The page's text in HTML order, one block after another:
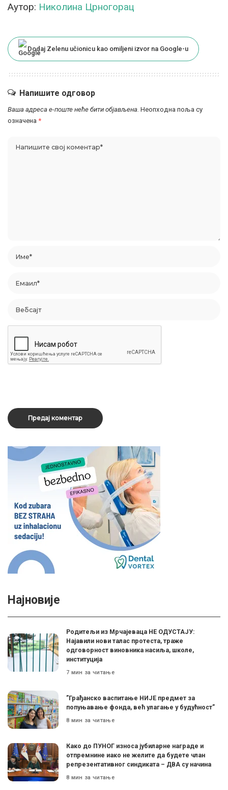
Аутор: Николина Црногорац
Dodaj Zelenu učionicu kao omiljeni izvor na Google-u
Напишите одговор
Ваша адреса е-поште неће бити објављена. Неопходна поља су
означена *
Најновије
Родитељи из Мрчајеваца НЕ ОДУСТАЈУ:
Најавили нови талас протеста, траже
одговорност виновника насиља, школе,
институција
7 мин за читање
”Грађанско васпитање НИЈЕ предмет за
попуњавање фонда, већ улагање у будућност”
8 мин за читање
Како до ПУНОГ износа јубиларне награде и
отпремнине иако не желите да будете члан
репрезентативног синдиката – ДВА су начина
8 мин за читање